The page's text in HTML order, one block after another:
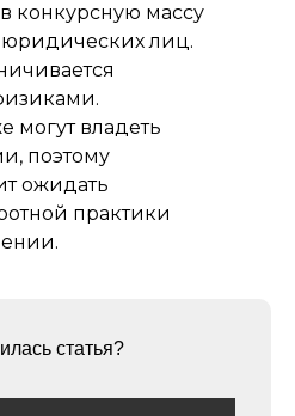
конкурсную массу
лиц.
могут владеть
поэтому
ожидать
практики
статья?
Б
наб., 12